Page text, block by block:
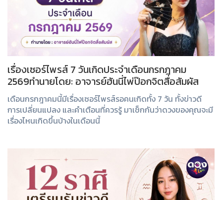
เรื่องเซอร์ไพรส์ 7 วันเกิดประจำเดือนกรกฎาคม
2569ทำนายโดย: อาจารย์ฮันนี่ไพ่ป๊อกจิตสื่อสัมผัส
เดือนกรกฎาคมนี้มีเรื่องเซอร์ไพรส์รอคนเกิดทั้ง 7 วัน ทั้งข่าวดี
การเปลี่ยนแปลง และคำเตือนที่ควรรู้ มาเช็กกันว่าดวงของคุณจะมี
เรื่องไหนเกิดขึ้นบ้างในเดือนนี้